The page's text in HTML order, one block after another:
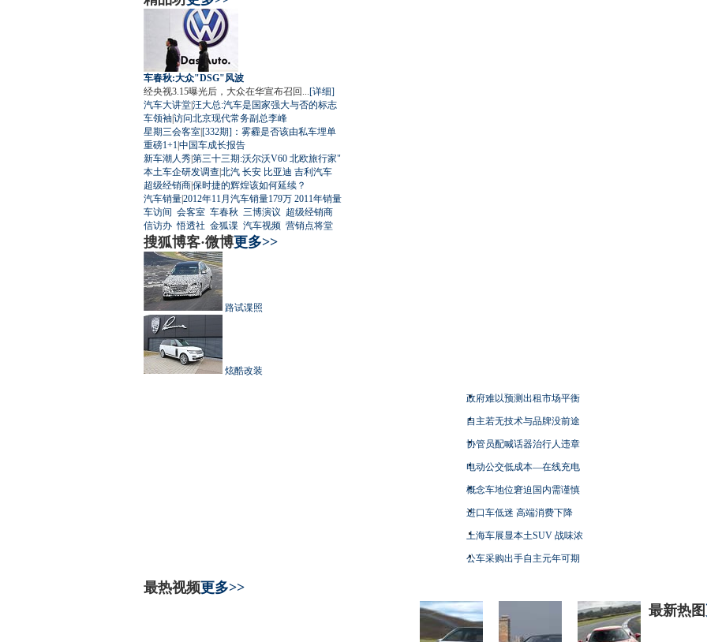
车春秋:大众"DSG"风波
经央视3.15曝光后，大众在华宣布召回... [详细]
汽车大讲堂|汪大总:汽车是国家强大与否的标志
车领袖|访问北京现代常务副总李峰
星期三会客室|[332期]：雾霾是否该由私车埋单
重磅1+1 |中国车成长报告
新车潮人秀|第三十三期:沃尔沃V60 北欧旅行家"
本土车企研发调查|北汽 长安 比亚迪 吉利汽车
超级经销商|保时捷的辉煌该如何延续？
汽车销量|2012年11月汽车销量179万 2011年销量
车访间 会客室 车春秋 三博演议 超级经销商
信访办 悟透社 金狐谍 汽车视频 营销点将堂
搜狐博客·微博更多>>
路试谍照
炫酷改装
政府难以预测出租市场平衡
自主若无技术与品牌没前途
协管员配喊话器治行人违章
电动公交低成本—在线充电
概念车地位窘迫国内需谨慎
进口车低迷 高端消费下降
上海车展显本土SUV 战味浓
公车采购出手自主元年可期
最热视频更多>>
最新热图